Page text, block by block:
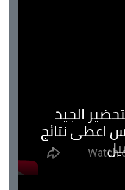
الجيد
اعطى نتائج